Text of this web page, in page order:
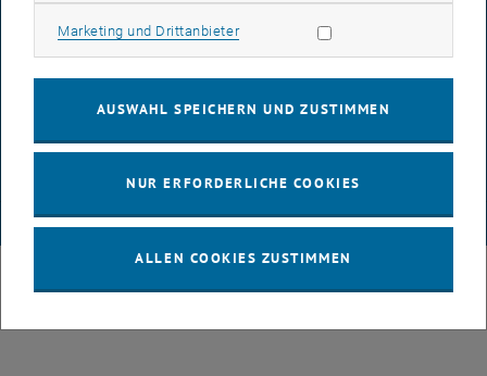
© TU Wien# 100068
BARRIEREFREIHEITSERKLÄRUNG
Marketing und DrittanbieterMarketing Cookies zulassen
AUSWAHL SPEICHERN UND ZUSTIMMEN
NUR ERFORDERLICHE COOKIES
ALLEN COOKIES ZUSTIMMEN